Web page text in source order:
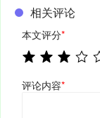
相关评论
本文评分*
评论内容*